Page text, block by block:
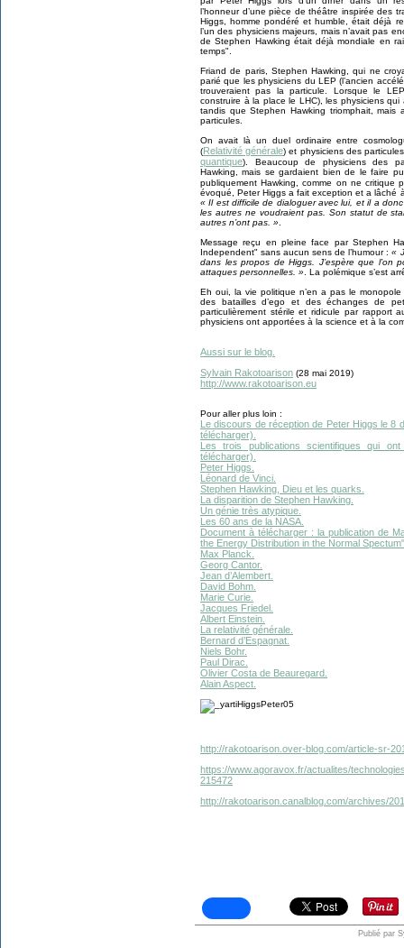
l’honneur d’une pièce de théâtre inspirée des
Higgs, homme pondéré et humble, était déjà
l’un des physiciens majeurs, mais n’avait pas
de Stephen Hawking était déjà mondiale en
temps".
Friand de paris, Stephen Hawking, qui ne
parié que les physiciens du LEP (l’ancien
trouveraient pas la particule. Lorsque le
construire à la place le LHC), les physiciens
tandis que Stephen Hawking triomphait,
particules.
On avait là un duel ordinaire entre
(Relativité générale) et physiciens des
quantique). Beaucoup de physiciens des
Hawking, mais se gardaient bien de le faire
publiquement Hawking, comme on ne critique
évoqué, Peter Higgs a fait exception et a lâché
« Il est difficile de dialoguer avec lui, et il a
les autres ne voudraient pas. Son statut de
autres n’ont pas. »
Message reçu en pleine face par Stephen
Independent" sans aucun sens de l’humour :«
dans les propos de Higgs. J’espère que l’on
attaques personnelles. » . La polémique s’est
Eh oui, la vie politique n’en a pas le
des batailles d’ego et des échanges de
particulièrement stérile et ridicule par rapport
physiciens ont apportées à la science et à la
Aussi sur le blog.
Sylvain Rakotoarison (28 mai 2019)
http://www.rakotoarison.eu
Pour aller plus loin :
Le discours de réception de Peter Higgs le 8
télécharger).
Les trois publications scientifiques qui
télécharger).
Peter Higgs.
Léonard de Vinci.
Stephen Hawking, Dieu et les quarks.
La disparition de Stephen Hawking.
Un génie très atypique.
Les 60 ans de la NASA.
Document à télécharger : la publication de
the Energy Distribution in the Normal
Max Planck.
Georg Cantor.
Jean d’Alembert.
David Bohm.
Marie Curie.
Jacques Friedel.
Albert Einstein.
La relativité générale.
Bernard d’Espagnat.
Niels Bohr.
Paul Dirac.
Olivier Costa de Beauregard.
Alain Aspect.
http://rakotoarison.over-blog.com/article-sr-
https://www.agoravox.fr/actualites/
215472
http://rakotoarison.canalblog.com/archives/
Publié par